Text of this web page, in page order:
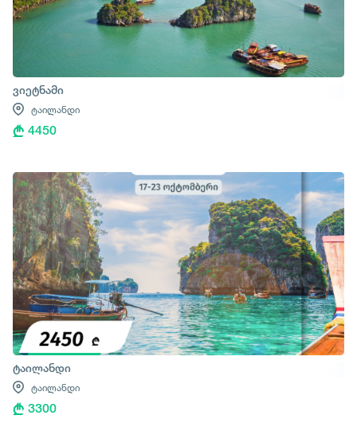
ვიეტნამი
ტაილანდი
4450
ტაილანდი
ტაილანდი
3300